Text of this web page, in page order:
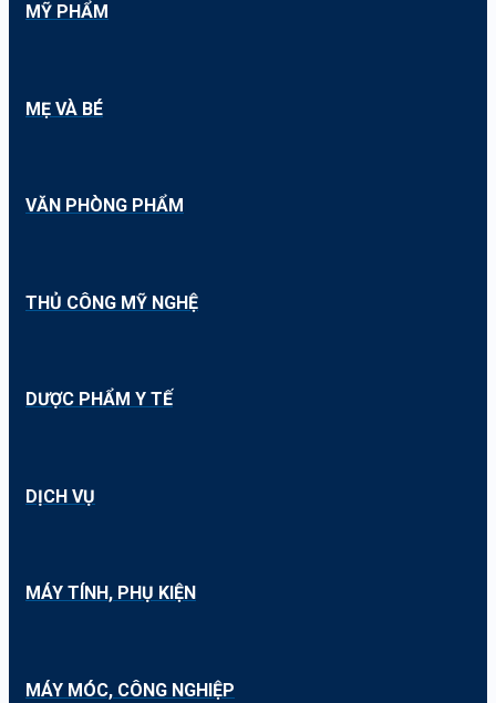
MỸ PHẨM
MẸ VÀ BÉ
VĂN PHÒNG PHẨM
THỦ CÔNG MỸ NGHỆ
DƯỢC PHẨM Y TẾ
DỊCH VỤ
MÁY TÍNH, PHỤ KIỆN
MÁY MÓC, CÔNG NGHIỆP